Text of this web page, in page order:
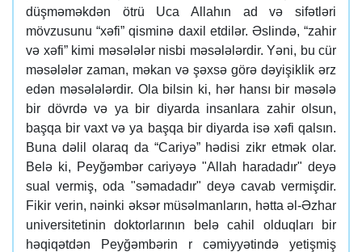
düşməməkdən ötrü Uca Allahın ad və sifətləri
mövzusunu “xəfi” qisminə daxil etdilər. Əslində, “zahir
və xəfi” kimi məsələlər nisbi məsələlərdir. Yəni, bu cür
məsələlər zaman, məkan və şəxsə görə dəyişiklik ərz
edən məsələlərdir. Ola bilsin ki, hər hansı bir məsələ
bir dövrdə və ya bir diyarda insanlara zahir olsun,
başqa bir vaxt və ya başqa bir diyarda isə xəfi qalsın.
Buna dəlil olaraq da “Cariyə” hədisi zikr etmək olar.
Belə ki, Peyğəmbər cariyəyə "Allah haradadır" deyə
sual vermiş, oda "səmadadır" deyə cavab vermişdir.
Fikir verin, nəinki əksər müsəlmanların, hətta əl-Əzhar
universitetinin doktorlarının belə cahil olduqları bir
həqiqətdən Peyğəmbərin r cəmiyyətində yetişmiş